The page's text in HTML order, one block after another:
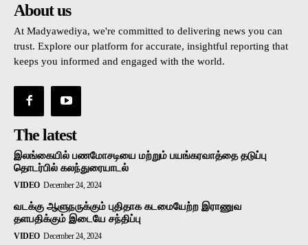
About us
At Madyawediya, we're committed to delivering news you can
trust. Explore our platform for accurate, insightful reporting that
keeps you informed and engaged with the world.
The latest
இலங்கையில் பணமோசடியை மற்றும் பயங்கரவாத்தை தடுப்பு
தொடர்பில் கலந்துரையாடல்
VIDEO December 24, 2024
வடக்கு ஆளுநருக்கும் புதிதாக கடமையேற்ற இராணுவ
தளபதிக்கும் இடையே சந்திப்பு
VIDEO December 24, 2024